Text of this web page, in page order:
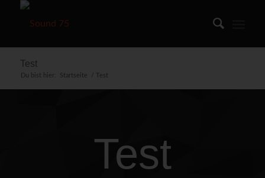
Test
Du bist hier: Startseite Test
Test